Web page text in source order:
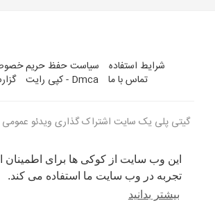
این وب سایت از کوکی ها برای اطمینان
تجربه در وب سایت ما استفاده می کند.
بیشتر بدانید
شرایط استفاده سیاست حفظ حریم
تماس با ما
Dmca - کپی رایت
گیتی پلی یک سایت اشتراک گذاری ویدئو عمومی
زبان